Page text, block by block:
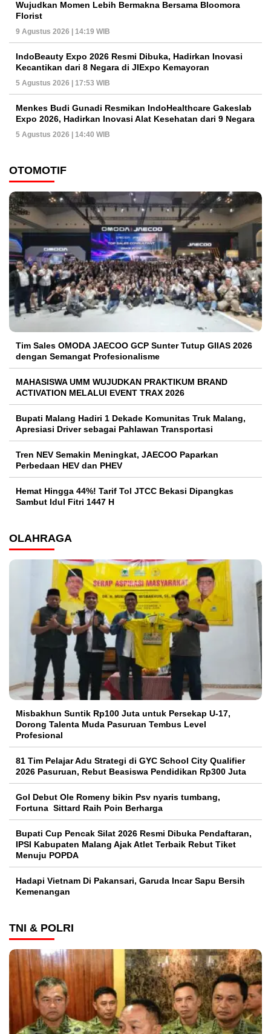
Wujudkan Momen Lebih Bermakna Bersama Bloomora
Florist
9 Agustus 2026 | 14:19 WIB
IndoBeauty Expo 2026 Resmi Dibuka, Hadirkan Inovasi
Kecantikan dari 8 Negara di JIExpo Kemayoran
5 Agustus 2026 | 17:53 WIB
Menkes Budi Gunadi Resmikan IndoHealthcare Gakeslab
Expo 2026, Hadirkan Inovasi Alat Kesehatan dari 9 Negara
5 Agustus 2026 | 14:40 WIB
OTOMOTIF
Tim Sales OMODA JAECOO GCP Sunter Tutup GIIAS 2026
dengan Semangat Profesionalisme
MAHASISWA UMM WUJUDKAN PRAKTIKUM BRAND
ACTIVATION MELALUI EVENT TRAX 2026
Bupati Malang Hadiri 1 Dekade Komunitas Truk Malang,
Apresiasi Driver sebagai Pahlawan Transportasi
Tren NEV Semakin Meningkat, JAECOO Paparkan
Perbedaan HEV dan PHEV
Hemat Hingga 44%! Tarif Tol JTCC Bekasi Dipangkas
Sambut Idul Fitri 1447 H
OLAHRAGA
Misbakhun Suntik Rp100 Juta untuk Persekap U-17,
Dorong Talenta Muda Pasuruan Tembus Level
Profesional
81 Tim Pelajar Adu Strategi di GYC School City Qualifier
2026 Pasuruan, Rebut Beasiswa Pendidikan Rp300 Juta
Gol Debut Ole Romeny bikin Psv nyaris tumbang,
Fortuna Sittard Raih Poin Berharga
Bupati Cup Pencak Silat 2026 Resmi Dibuka Pendaftaran,
IPSI Kabupaten Malang Ajak Atlet Terbaik Rebut Tiket
Menuju POPDA
Hadapi Vietnam Di Pakansari, Garuda Incar Sapu Bersih
Kemenangan
TNI & POLRI